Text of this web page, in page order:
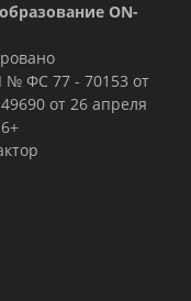
ON-
№ ФС 77 - 70153 от
от 26 апреля